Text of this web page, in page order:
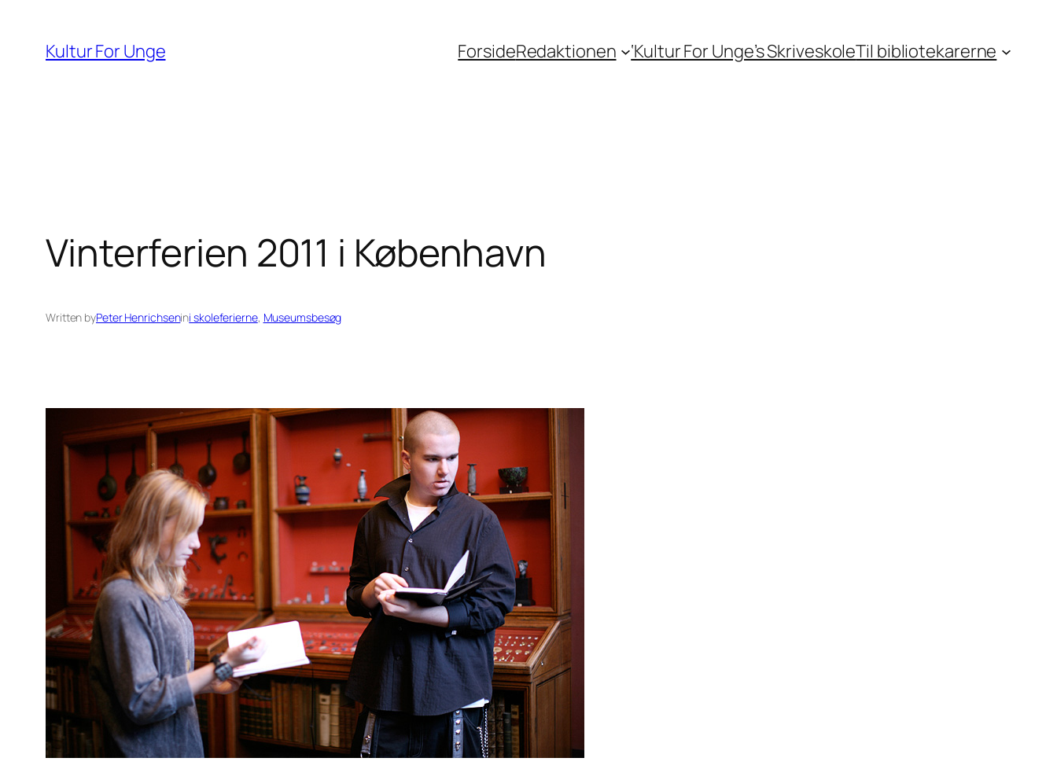
indhold
Kultur For Unge ForsideRedaktionen ‘Kultur For Unge’s SkriveskoleTil bibliotekarerne
Vinterferien 2011 i København
Written byPeter Henrichsenini skoleferierne, Museumsbesøg